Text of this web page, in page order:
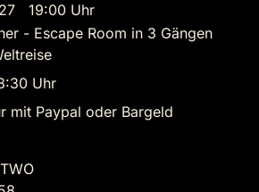
19:00 Uhr
- Escape Room in 3 Gängen
Uhr
mit Paypal oder Bargeld